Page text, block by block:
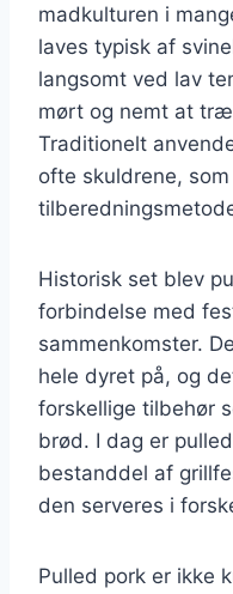
madkulturen i
laves typisk af
langsomt ved lav
mørt og nemt at
Traditionelt
ofte skuldrene,
Historisk set blev
forbindelse med
sammenkomster.
hele dyret på, og
forskellige tilbehør
brød. I dag er
bestanddel af
den serveres i
Pulled pork er ikke